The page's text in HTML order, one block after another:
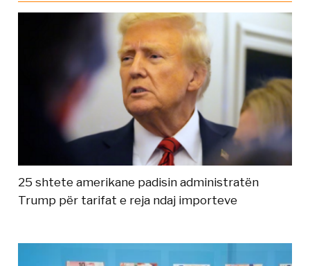
25 shtete amerikane padisin administratën
Trump për tarifat e reja ndaj importeve